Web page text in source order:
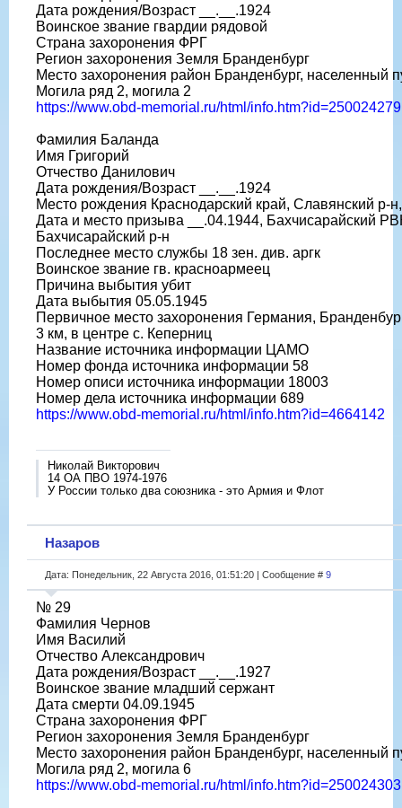
Дата рождения/Возраст __.__.1924
Воинское звание гвардии рядовой
Страна захоронения ФРГ
Регион захоронения Земля Бранденбург
Место захоронения район Бранденбург, населенный
Могила ряд 2, могила 2
https://www.obd-memorial.ru/html/info.htm?id=250024279
Фамилия Баланда
Имя Григорий
Отчество Данилович
Дата рождения/Возраст __.__.1924
Место рождения Краснодарский край, Славянский р-
Дата и место призыва __.04.1944, Бахчисарайский
Бахчисарайский р-н
Последнее место службы 18 зен. див. аргк
Воинское звание гв. красноармеец
Причина выбытия убит
Дата выбытия 05.05.1945
Первичное место захоронения Германия,
3 км, в центре с. Кеперниц
Название источника информации ЦАМО
Номер фонда источника информации 58
Номер описи источника информации 18003
Номер дела источника информации 689
https://www.obd-memorial.ru/html/info.htm?id=4664142
Николай Викторович
14 ОА ПВО 1974-1976
У России только два союзника - это Армия и Флот
Назаров
Дата: Понедельник, 22 Августа 2016, 01:51:20 | Сообщение # 9
№ 29
Фамилия Чернов
Имя Василий
Отчество Александрович
Дата рождения/Возраст __.__.1927
Воинское звание младший сержант
Дата смерти 04.09.1945
Страна захоронения ФРГ
Регион захоронения Земля Бранденбург
Место захоронения район Бранденбург, населенный
Могила ряд 2, могила 6
https://www.obd-memorial.ru/html/info.htm?id=250024303